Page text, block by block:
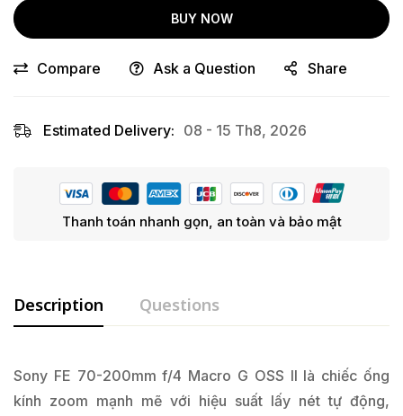
BUY NOW
Compare Ask a Question Share
Estimated Delivery: 08 - 15 Th8, 2026
Thanh toán nhanh gọn, an toàn và bảo mật
Description Questions
Sony FE 70-200mm f/4 Macro G OSS II là chiếc ống
kính zoom mạnh mẽ với hiệu suất lấy nét tự động,